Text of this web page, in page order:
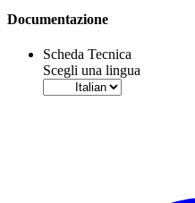
Documentazione
Scheda Tecnica
Scegli una lingua